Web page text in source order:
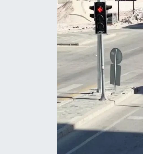
Bi̇li̇m & Teknoloji̇